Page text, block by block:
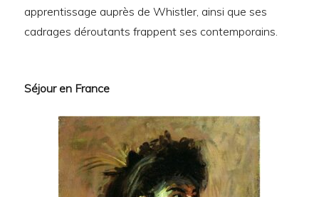
apprentissage auprès de Whistler, ainsi que ses
cadrages déroutants frappent ses contemporains.
Séjour en France